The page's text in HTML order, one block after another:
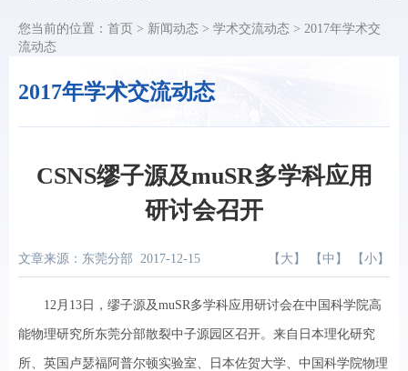
2017年学术交流动态
您当前的位置： 首页 > 新闻动态 > 学术交流动态 > 2017年学术交
流动态
CSNS缪子源及muSR多学科应用
研讨会召开
文章来源：东莞分部 2017-12-15 【 大 】 【 中 】 【 小 】
12月13日，缪子源及muSR多学科应用研讨会在中国科学院高
能物理研究所东莞分部散裂中子源园区召开。来自日本理化研究
所、英国卢瑟福阿普尔顿实验室、日本佐贺大学、中国科学院物理